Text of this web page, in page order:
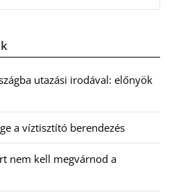
utazási irodával: előnyök
a víztisztító berendezés
nem kell megvárnod a